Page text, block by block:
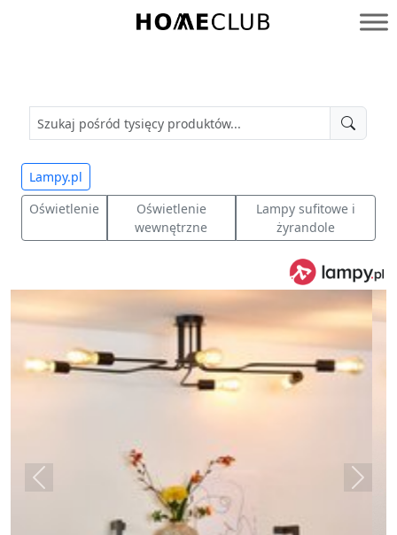
Homeclub
Lampy.pl
Oświetlenie
Oświetlenie
wewnętrzne
Lampy sufitowe i
żyrandole
Previous Next